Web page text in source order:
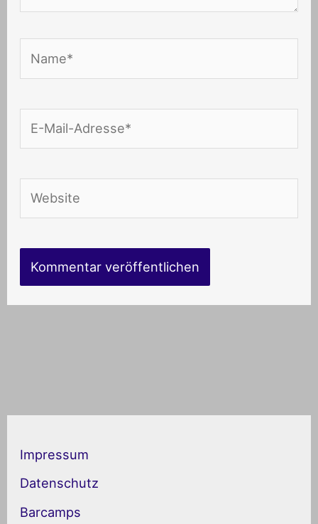
Mail-
Impressum
Datenschutz
Barcamps
a
t
e